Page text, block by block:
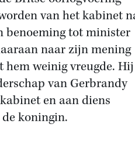
van het kabinet
benoeming tot minister
naar zijn mening
weinig vreugde. Hij
van Gerbrandy
en aan diens
koningin.